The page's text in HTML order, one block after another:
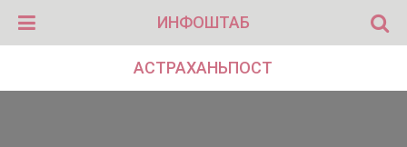
ИНФОШТАБ
АСТРАХАНЬПОСТ